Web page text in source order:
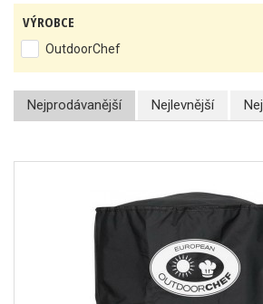
VÝROBCE
OutdoorChef
Nejprodávanější Nejlevnější